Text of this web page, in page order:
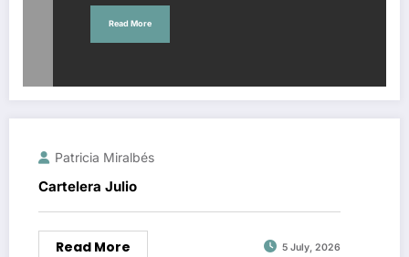
Read More
Patricia Miralbés
Cartelera Julio
Read More 5 July, 2026